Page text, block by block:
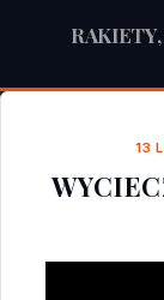
13